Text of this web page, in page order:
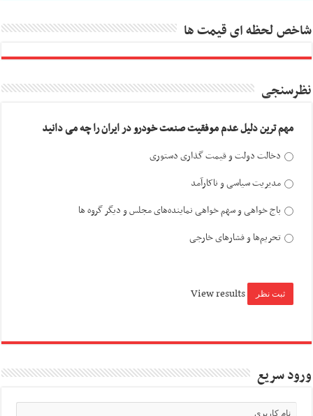
شاخص لحظه ای قیمت ها
نظرسنجی
مهم ترین دلیل عدم موفقیت صنعت خودرو در ایران را چه می دانید
دخالت دولت و قیمت گذاری دستوری
مدیریت سیاسی و ناکارآمد
باج خواهی و سهم خواهی نماینده‌های مجلس و دیگر گروه ها
تحریم‌ها و فشارهای خارجی
View results
ورود سریع